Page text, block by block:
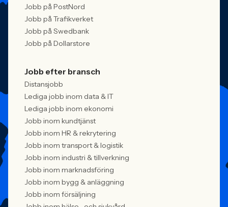
Jobb på PostNord
Jobb på Trafikverket
Jobb på Swedbank
Jobb på Dollarstore
Jobb efter bransch
Distansjobb
Lediga jobb inom data & IT
Lediga jobb inom ekonomi
Jobb inom kundtjänst
Jobb inom HR & rekrytering
Jobb inom transport & logistik
Jobb inom industri & tillverkning
Jobb inom marknadsföring
Jobb inom bygg & anläggning
Jobb inom försäljning